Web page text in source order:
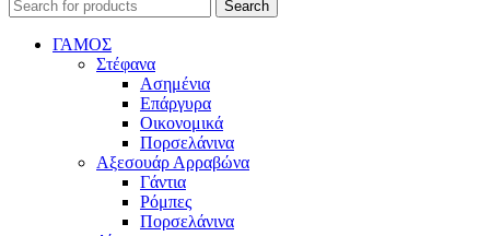
Search
ΓΑΜΟΣ
Στέφανα
Ασημένια
Επάργυρα
Οικονομικά
Πορσελάνινα
Αξεσουάρ Αρραβώνα
Γάντια
Ρόμπες
Πορσελάνινα